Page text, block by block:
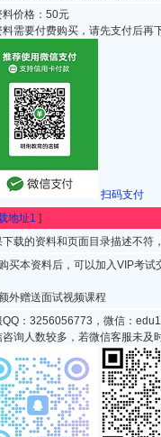
料价格：50元
料需要付费购买，请先支付后再
扫码支付
地址1 ]
下载的资料和页面目录描述不符
买本资料后，可以加入VIP考
外赠送面试视频课程
QQ：3256056773，微信：
咨询人数较多，若微信客服未及